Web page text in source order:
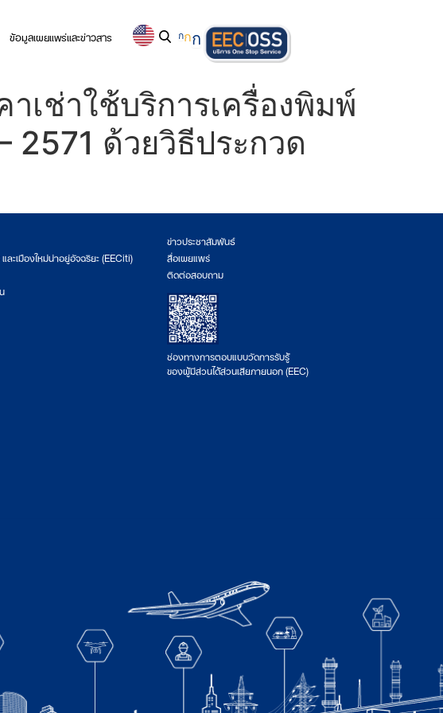
ข้อมูลเผยแพร่และข่าวสาร กกก
เช่าใช้บริการเครื่องพิมพ์
2571 ด้วยวิธีประกวด
ละเมืองใหม่น่าอยู่อัจฉริยะ (EECiti)
ข่าวประชาสัมพันธ์
สื่อเผยแพร่
ติดต่อสอบถาม
ช่องทางการตอบแบบวัดการรับรู้
ของผู้มีส่วนได้ส่วนเสียภายนอก (EEC)